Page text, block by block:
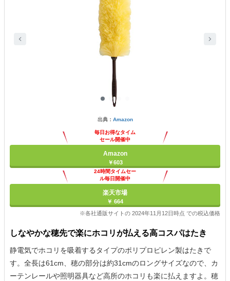
出典： Amazon
毎日お得なタイム
セール開催中
Amazon
￥603
24時間タイムセー
ル毎日開催中
楽天市場
￥ 664
※各社通販サイトの 2024年11月12日時点 での税込価格
しなやかな穂先で楽にホコリが払える高コスパはたき
静電気でホコリを吸着するタイプのポリプロピレン製はたきで
す。全長は61cm、穂の部分は約31cmのロングサイズなので、カ
ーテンレールや照明器具など高所のホコリも楽に払えますよ。穂